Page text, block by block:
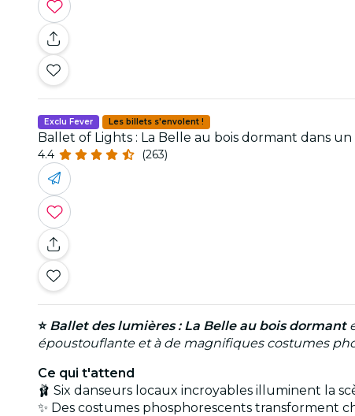
Exclu Fever Les billets s'envolent !
Ballet of Lights : La Belle au bois dormant dans
4.4 (263)
⭐ Ballet des lumières : La Belle au bois dormant
époustouflante et à de magnifiques costumes
Ce qui t'attend
🩰 Six danseurs locaux incroyables illuminent la
✨ Des costumes phosphorescents transforment